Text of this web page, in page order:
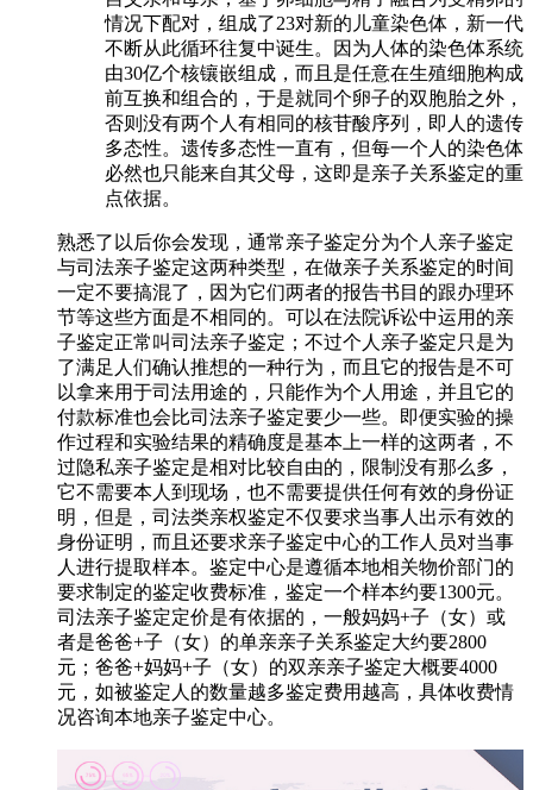
情况下配对，组成了23对新的儿童染色体，新一代
不断从此循环往复中诞生。因为人体的染色体系统
由30亿个核镶嵌组成，而且是任意在生殖细胞构成
前互换和组合的，于是就同个卵子的双胞胎之外，
否则没有两个人有相同的核苷酸序列，即人的遗传
多态性。遗传多态性一直有，但每一个人的染色体
必然也只能来自其父母，这即是亲子关系鉴定的重
点依据。
熟悉了以后你会发现，通常亲子鉴定分为个人亲子鉴定
与司法亲子鉴定这两种类型，在做亲子关系鉴定的时间
一定不要搞混了，因为它们两者的报告书目的跟办理环
节等这些方面是不相同的。可以在法院诉讼中运用的亲
子鉴定正常叫司法亲子鉴定；不过个人亲子鉴定只是为
了满足人们确认推想的一种行为，而且它的报告是不可
以拿来用于司法用途的，只能作为个人用途，并且它的
付款标准也会比司法亲子鉴定要少一些。即便实验的操
作过程和实验结果的精确度是基本上一样的这两者，不
过隐私亲子鉴定是相对比较自由的，限制没有那么多，
它不需要本人到现场，也不需要提供任何有效的身份证
明，但是，司法类亲权鉴定不仅要求当事人出示有效的
身份证明，而且还要求亲子鉴定中心的工作人员对当事
人进行提取样本。鉴定中心是遵循本地相关物价部门的
要求制定的鉴定收费标准，鉴定一个样本约要1300元。
司法亲子鉴定定价是有依据的，一般妈妈+子（女）或
者是爸爸+子（女）的单亲亲子关系鉴定大约要2800
元；爸爸+妈妈+子（女）的双亲亲子鉴定大概要4000
元，如被鉴定人的数量越多鉴定费用越高，具体收费情
况咨询本地亲子鉴定中心。